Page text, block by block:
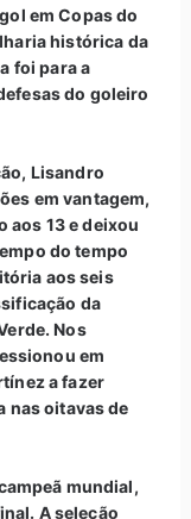
em Copas do
histórica da
foi para a
do goleiro
Lisandro
em vantagem,
aos 13 e deixou
do tempo
aos seis
da
Nos
em
a fazer
nas oitavas de
mundial,
A seleção